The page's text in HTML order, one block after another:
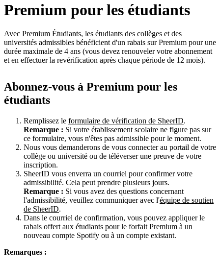
Premium pour les étudiants
Avec Premium Étudiants, les étudiants des collèges et des
universités admissibles bénéficient d'un rabais sur Premium pour une
durée maximale de 4 ans (vous devez renouveler votre abonnement
et en effectuer la revérification après chaque période de 12 mois).
Abonnez-vous à Premium pour les
étudiants
Remplissez le formulaire de vérification de SheerID.
Remarque : Si votre établissement scolaire ne figure pas sur
ce formulaire, vous n'êtes pas admissible pour le moment.
Nous vous demanderons de vous connecter au portail de votre
collège ou université ou de téléverser une preuve de votre
inscription.
SheerID vous enverra un courriel pour confirmer votre
admissibilité. Cela peut prendre plusieurs jours.
Remarque : Si vous avez des questions concernant
l'admissibilité, veuillez communiquer avec l'équipe de soutien
de SheerID.
Dans le courriel de confirmation, vous pouvez appliquer le
rabais offert aux étudiants pour le forfait Premium à un
nouveau compte Spotify ou à un compte existant.
Remarques :